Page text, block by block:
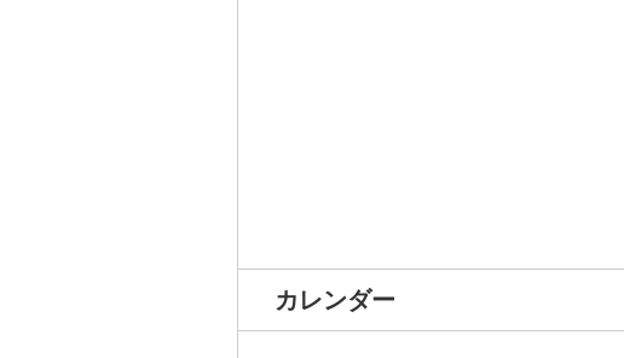
カレンダー